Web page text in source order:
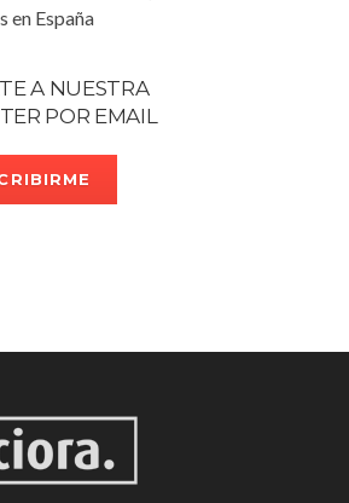
en España
A NUESTRA
POR EMAIL